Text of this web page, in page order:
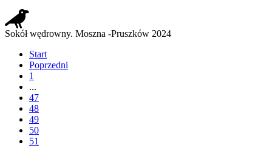
Sokół wędrowny. Moszna -Pruszków 2024
Start
Poprzedni
1
...
47
48
49
50
51